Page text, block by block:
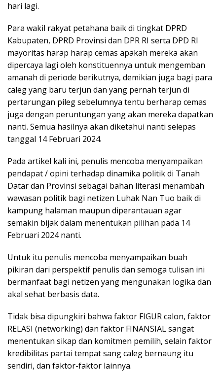
hari lagi.
Para wakil rakyat petahana baik di tingkat DPRD
Kabupaten, DPRD Provinsi dan DPR RI serta DPD RI
mayoritas harap harap cemas apakah mereka akan
dipercaya lagi oleh konstituennya untuk mengemban
amanah di periode berikutnya, demikian juga bagi para
caleg yang baru terjun dan yang pernah terjun di
pertarungan pileg sebelumnya tentu berharap cemas
juga dengan peruntungan yang akan mereka dapatkan
nanti. Semua hasilnya akan diketahui nanti selepas
tanggal 14 Februari 2024.
Pada artikel kali ini, penulis mencoba menyampaikan
pendapat / opini terhadap dinamika politik di Tanah
Datar dan Provinsi sebagai bahan literasi menambah
wawasan politik bagi netizen Luhak Nan Tuo baik di
kampung halaman maupun diperantauan agar
semakin bijak dalam menentukan pilihan pada 14
Februari 2024 nanti.
Untuk itu penulis mencoba menyampaikan buah
pikiran dari perspektif penulis dan semoga tulisan ini
bermanfaat bagi netizen yang mengunakan logika dan
akal sehat berbasis data.
Tidak bisa dipungkiri bahwa faktor FIGUR calon, faktor
RELASI (networking) dan faktor FINANSIAL sangat
menentukan sikap dan komitmen pemilih, selain faktor
kredibilitas partai tempat sang caleg bernaung itu
sendiri, dan faktor-faktor lainnya.